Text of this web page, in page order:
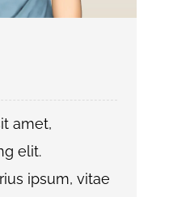
amet,
elit.
ipsum, vitae